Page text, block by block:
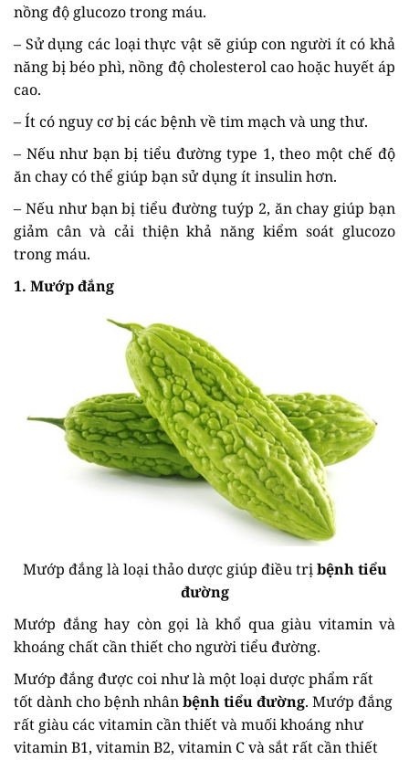
nồng độ glucozo trong máu.
– Sử dụng các loại thực vật sẽ giúp con người ít có khả
năng bị béo phì, nồng độ cholesterol cao hoặc huyết áp
cao.
– Ít có nguy cơ bị các bệnh về tim mạch và ung thư.
– Nếu như bạn bị tiểu đường type 1, theo một chế độ
ăn chay có thể giúp bạn sử dụng ít insulin hơn.
– Nếu như bạn bị tiểu đường tuýp 2, ăn chay giúp bạn
giảm cân và cải thiện khả năng kiểm soát glucozo
trong máu.
1. Mướp đắng
Mướp đắng là loại thảo dược giúp điều trịbệnh tiểu
đường
Mướp đắng hay còn gọi là khổ qua giàu vitamin và
khoáng chất cần thiết cho người tiểu đường.
Mướp đắng được coi như là một loại dược phẩm rất
tốt dành cho bệnh nhânbệnh tiểu đường. Mướp đắng
rất giàu các vitamin cần thiết và muối khoáng như
vitamin B1, vitamin B2, vitamin C và sắt rất cần thiết